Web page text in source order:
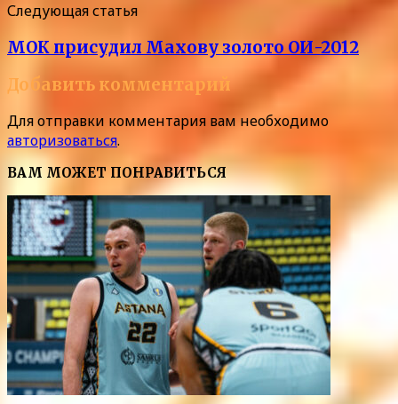
Следующая статья
МОК присудил Махову золото ОИ-2012
Добавить комментарий
Для отправки комментария вам необходимо
авторизоваться.
ВАМ МОЖЕТ ПОНРАВИТЬСЯ